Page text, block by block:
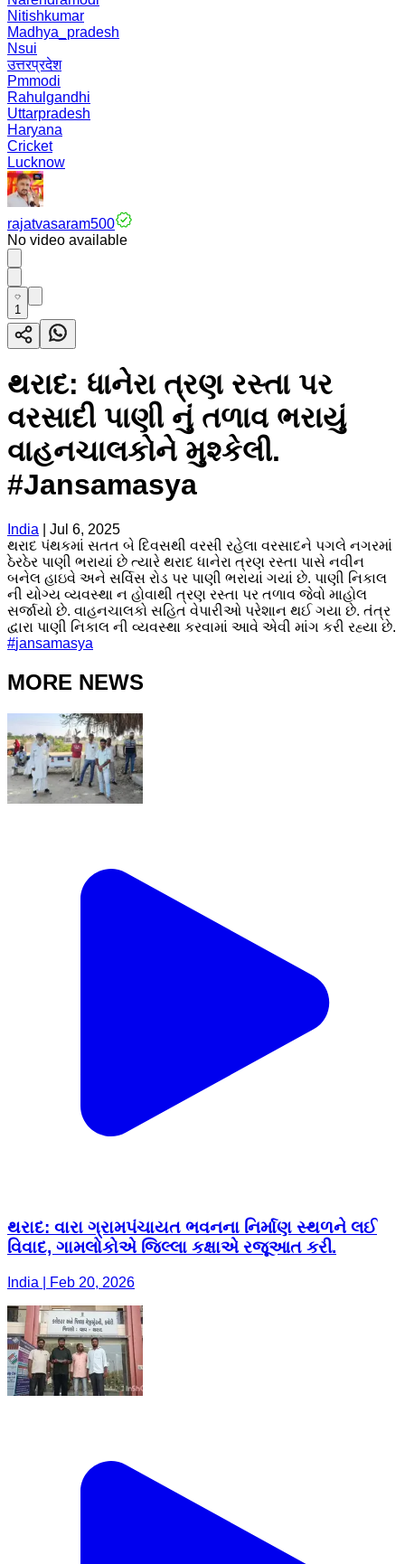
Nitishkumar
Madhya_pradesh
Nsui
उत्तरप्रदेश
Pmmodi
Rahulgandhi
Uttarpradesh
Haryana
Cricket
Lucknow
rajatvasaram500
No video available
1
થરાદ: ધાનેરા ત્રણ રસ્તા પર
વરસાદી પાણી નું તળાવ ભરાયું
વાહનચાલકોને મુશ્કેલી.
#Jansamasya
India
Jul 6, 2025
થરાદ પંથકમાં સતત બે દિવસથી વરસી રહેલા વરસાદને પગલે નગરમાં
ઠેરઠેર પાણી ભરાયાં છે ત્યારે થરાદ ધાનેરા ત્રણ રસ્તા પાસે નવીન
બનેલ હાઇવે અને સર્વિસ રોડ પર પાણી ભરાયાં ગયાં છે. પાણી નિકાલ
ની યોગ્ય વ્યવસ્થા ન હોવાથી ત્રણ રસ્તા પર તળાવ જેવો માહોલ
સર્જાયો છે. વાહનચાલકો સહિત વેપારીઓ પરેશાન થઈ ગયા છે. તંત્ર
દ્વારા પાણી નિકાલ ની વ્યવસ્થા કરવામાં આવે એવી માંગ કરી રહ્યા છે.
#jansamasya
MORE NEWS
થરાદ: વારા ગ્રામપંચાયત ભવનના નિર્માણ સ્થળને લઈ
વિવાદ, ગામલોકોએ જિલ્લા કક્ષાએ રજૂઆત કરી.
India | Feb 20, 2026